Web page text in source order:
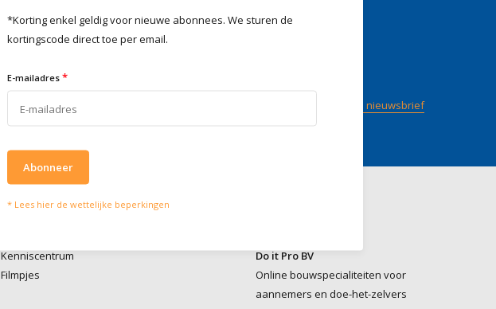
Wat onze klanten zeggen
4 / 5
Wij scoren een
Trustpilot
Meld je aan voor onze nieuwsbrief
Kenniscentrum
Filmpjes
Do it Pro BV
Online bouwspecialiteiten voor
aannemers en doe-het-zelvers
*Korting enkel geldig voor nieuwe abonnees. We sturen de
kortingscode direct toe per email.
E-mailadres *
Abonneer
* Lees hier de wettelijke beperkingen